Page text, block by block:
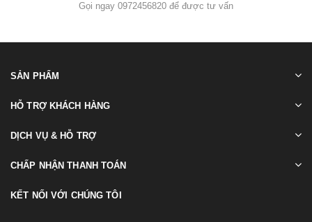
Gọi ngay 0972456820 để được tư vấn
SẢN PHẨM
HỖ TRỢ KHÁCH HÀNG
DỊCH VỤ & HỖ TRỢ
CHẤP NHẬN THANH TOÁN
KẾT NỐI VỚI CHÚNG TÔI